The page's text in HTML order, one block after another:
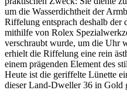
um die Wasserdichtheit der
Riffelung entsprach deshalb der
mithilfe von Rolex
verschraubt wurde, um die Uhr
erhielt die Riffelung eine rein
einem prägenden Element des
Heute ist die geriffelte Lünette
dieser Land-Dweller 36 in Gold